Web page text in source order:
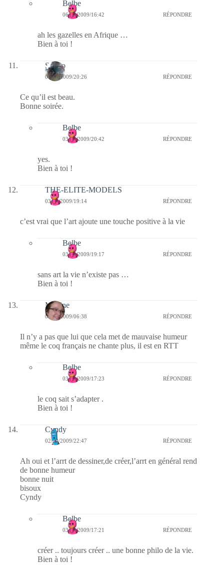
Belbe
06/09/2009/16:42 RÉPONDRE
ah les gazelles en Afrique …
Bien à toi !
Sergio
03/09/2009/20:26 RÉPONDRE
Ce qu’il est beau.
Bonne soirée.
Belbe
03/09/2009/20:42 RÉPONDRE
yes.
Bien à toi !
THE-ELITE-MODELS
03/09/2009/19:14 RÉPONDRE
c’est vrai que l’art ajoute une touche positive à la vie
Belbe
03/09/2009/19:17 RÉPONDRE
sans art la vie n’existe pas …
Bien à toi !
Martine
03/09/2009/06:38 RÉPONDRE
Il n’y a pas que lui que cela met de mauvaise humeur
même le coq français ne chante plus, il est en RTT
Belbe
03/09/2009/17:23 RÉPONDRE
le coq sait s’adapter .
Bien à toi !
Cyndy
02/09/2009/22:47 RÉPONDRE
Ah oui et l’arrt de dessiner,de créer,l’arrt en général rend
de bonne humeur
bonne nuit
bisoux
Cyndy
Belbe
03/09/2009/17:21 RÉPONDRE
créer .. toujours créer .. une bonne philo de la vie.
Bien à toi !